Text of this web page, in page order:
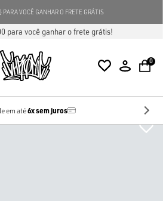
PARA VOCÊ GANHAR O FRETE GRÁTIS!
para você ganhar o frete grátis!
0
em até6x sem juros